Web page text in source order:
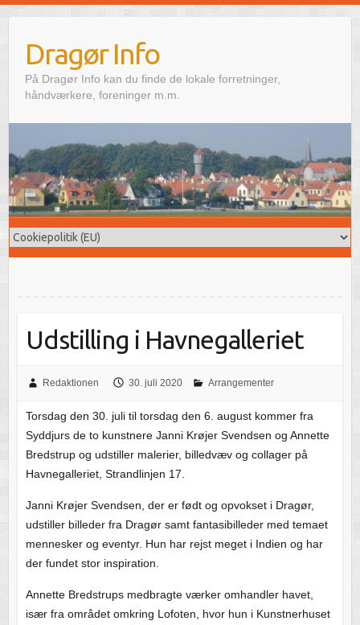
Dragør Info
På Dragør Info kan du finde de lokale forretninger,
håndværkere, foreninger m.m.
Udstilling i Havnegalleriet
Redaktionen 30. juli 2020 Arrangementer
Torsdag den 30. juli til torsdag den 6. august kommer fra
Syddjurs de to kunstnere Janni Krøjer Svendsen og Annette
Bredstrup og udstiller malerier, billedvæv og collager på
Havnegalleriet, Strandlinjen 17.
Janni Krøjer Svendsen, der er født og opvokset i Dragør,
udstiller billeder fra Dragør samt fantasibilleder med temaet
mennesker og eventyr. Hun har rejst meget i Indien og har
der fundet stor inspiration.
Annette Bredstrups medbragte værker omhandler havet,
især fra området omkring Lofoten, hvor hun i Kunstnerhuset